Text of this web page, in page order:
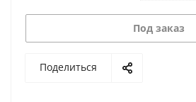
Под заказ
Поделиться